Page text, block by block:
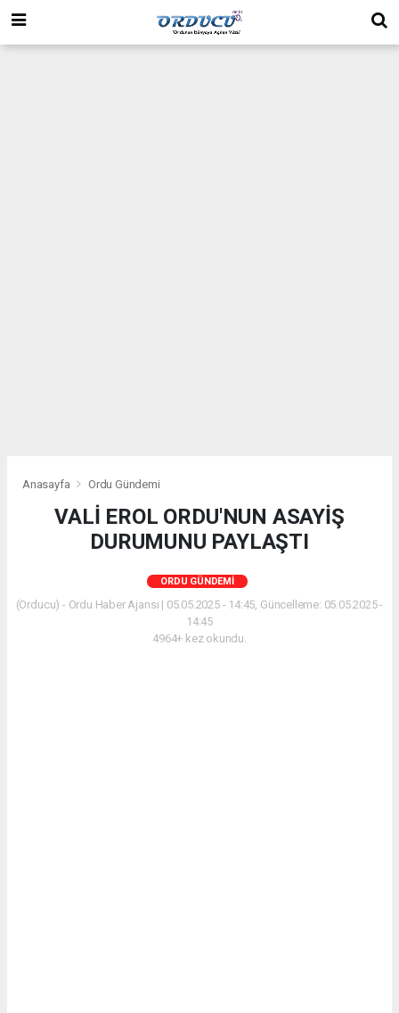
Anasayfa Ordu Gündemi
VALİ EROL ORDU'NUN ASAYİŞ
DURUMUNU PAYLAŞTI
ORDU GÜNDEMI
(Orducu) - Ordu Haber Ajansı | 05.05.2025 - 14:45, Güncelleme: 05.05.2025 -
14:45
4964+ kez okundu.